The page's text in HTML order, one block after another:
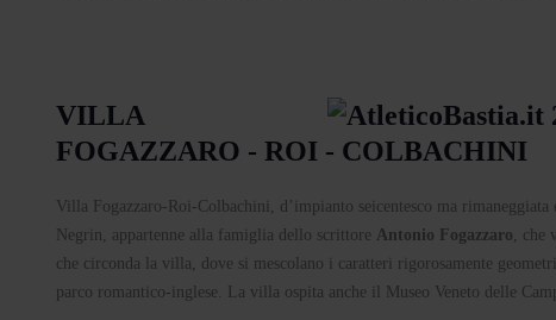
VILLA
FOGAZZARO - ROI - COLBACHINI
Villa Fogazzaro-Roi-Colbachini, d’impianto seicentesco ma
Negrin, appartenne alla famiglia dello scrittore Antonio Fogazzaro, che
che circonda la villa, dove si mescolano i caratteri rigorosamente
parco romantico-inglese. La villa ospita anche il Museo Veneto delle